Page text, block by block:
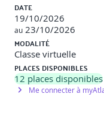
Jour 2
Données pour le ML
DATE
19/10/2026
au 23/10/2026
MODALITÉ
Classe virtuelle
PLACES DISPONIBLES
12 places disponibles
Me connecter à